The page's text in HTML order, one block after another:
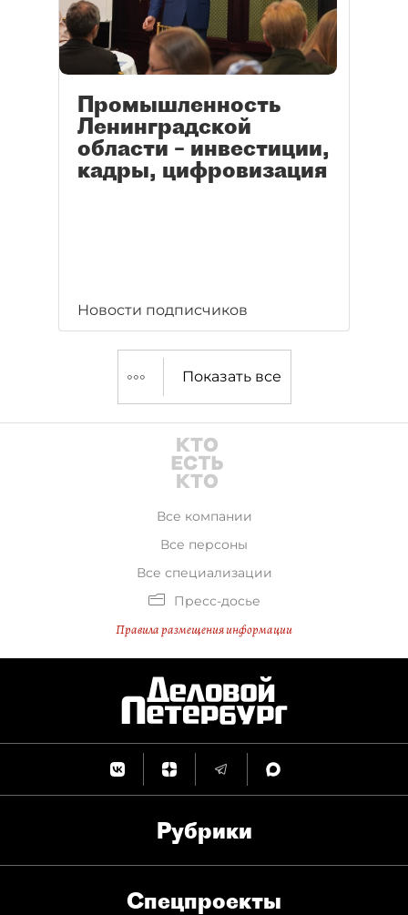
Промышленность
Ленинградской
области – инвестиции,
кадры, цифровизация
Новости подписчиков
Показать все
Все компании
Все персоны
Все специализации
Пресс-досье
Правила размещения информации
Рубрики
Спец­проекты